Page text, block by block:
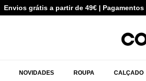
Envios grátis a partir de 49€ |
NOVIDADES ROUPA CALÇADO